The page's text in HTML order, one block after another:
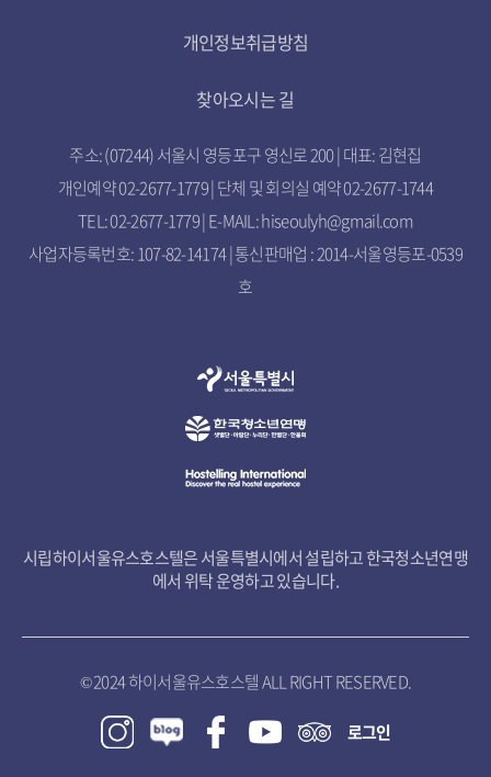
개인정보취급방침
찾아오시는 길
주소: (07244) 서울시 영등포구 영신로 200 | 대표: 김현집
개인예약 02-2677-1779 | 단체 및 회의실 예약 02-2677-1744
TEL: 02-2677-1779 | E-MAIL: hiseoulyh@gmail.com
사업자등록번호: 107-82-14174 | 통신판매업 : 2014-서울영등포-0539
호
시립하이서울유스호스텔은 서울특별시에서 설립하고 한국청소년연맹
에서 위탁 운영하고 있습니다.
© 2024 하이서울유스호스텔 ALL RIGHT RESERVED.
로그인